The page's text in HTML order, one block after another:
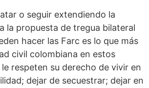
o seguir extendiendo la
la propuesta de tregua bilateral
hacer las Farc es lo que más
civil colombiana en estos
respeten su derecho de vivir en
dejar de secuestrar; dejar en